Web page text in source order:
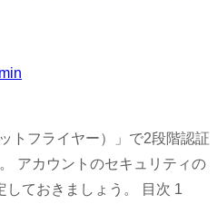
トフライヤー）」で2段階認証
アカウントのセキュリティの
しておきましょう。 目次 1